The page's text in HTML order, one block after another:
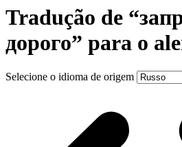
Tradução de
дорого” para o
Selecione o idioma de origem